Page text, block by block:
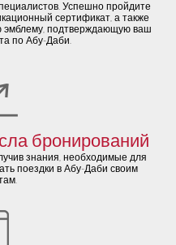
Успешно пройдите
сертификат, а также
эмблему, подтверждающую ваш
по Абу-Даби.
бронирований
знания, необходимые для
поездки в Абу-Даби своим